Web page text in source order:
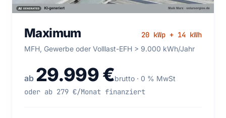
Volllast-EFH > 9.000 kWh/Jahr
Maximum 20 kWp + 14 kWh
MFH, Gewerbe oder Volllast-EFH > 9.000 kWh/Jahr
ab 29.999 €brutto · 0 % MwSt
oder ab 279 €/Monat finanziert